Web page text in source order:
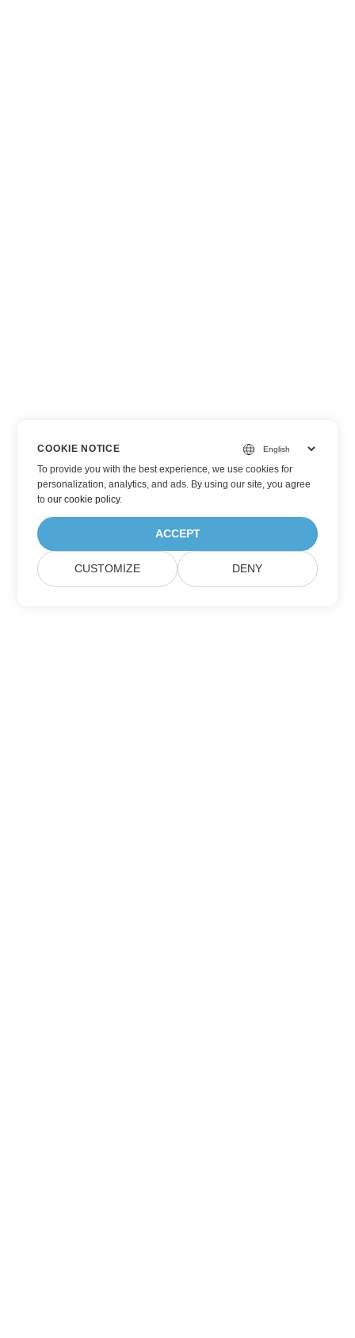
COOKIE NOTICE
To provide you with the best experience, we use cookies for
personalization, analytics, and ads. By using our site, you agree
toour cookie policy.
ACCEPT
CUSTOMIZE DENY